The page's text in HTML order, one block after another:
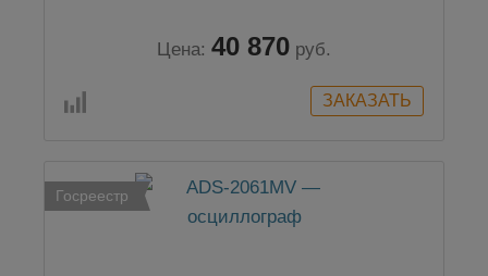
Цена: 40 870 руб.
Госреестр